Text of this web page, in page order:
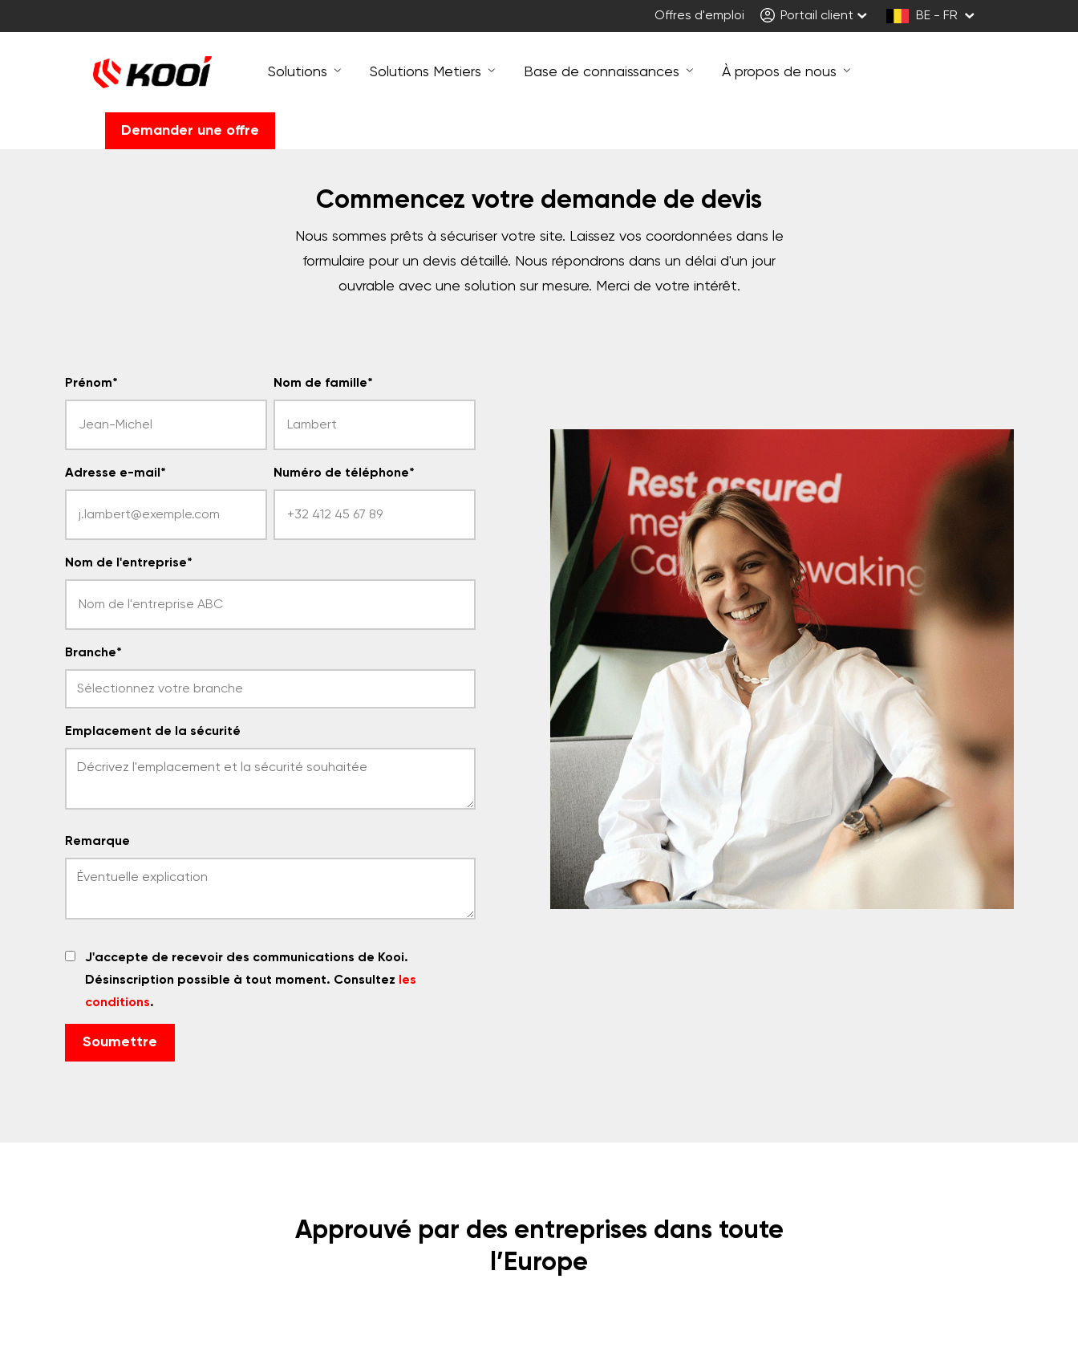
Offres d'emploi Portail client BE - FR
Demander une offre
Solutions Solutions Metiers Base de connaissances À propos de nous
Commencez votre demande de devis
Nous sommes prêts à sécuriser votre site. Laissez vos coordonnées dans le
formulaire pour un devis détaillé. Nous répondrons dans un délai d'un jour
ouvrable avec une solution sur mesure. Merci de votre intérêt.
Prénom* Nom de famille*
Adresse e-mail * Numéro de téléphone*
Nom de l'entreprise*
Branche*
Emplacement de la sécurité
Remarque
J'accepte de recevoir des communications de Kooi.
Désinscription possible à tout moment. Consultez
les
conditions.
Approuvé par des entreprises dans toute
l’Europe